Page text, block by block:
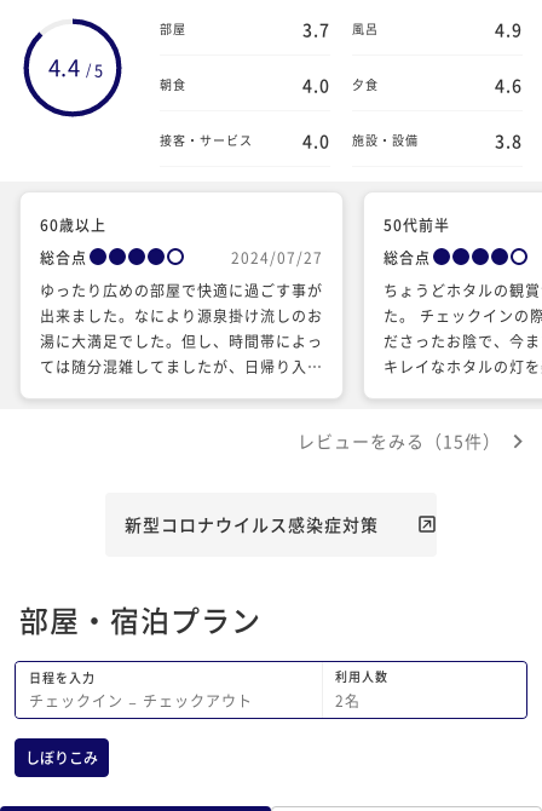
4.4 / 5
部屋 3.7 風呂 4.9
朝食 4.0 夕食 4.6
接客・サービス 4.0 施設・設備 3.8
60歳以上
総合点
2024/07/27
ゆったり広めの部屋で快適に過ごす事が
出来ました。なにより源泉掛け流しのお
湯に大満足でした。但し、時間帯によっ
ては随分混雑してましたが、日帰り入浴
事は改善の余地が有るように思いまし
50代前半
総合点
ちょうどホタルの観
た。 チェックインの
ださったお陰で、今
キレイなホタルの灯
心をとても感じまし
たです。 夕食はとて
っぱいでした。 有名な温泉はお部屋に
を参考に入りました
レビューをみる（15件）
新型コロナウイルス感染症対策
部屋・宿泊プラン
日程を入力
チェックイン − チェックアウト
利用人数
2名
しぼりこみ